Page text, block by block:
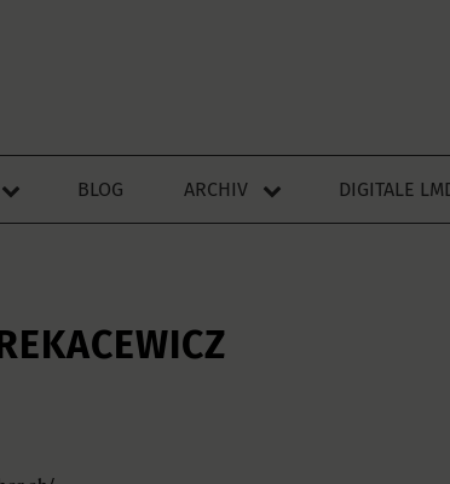
BLOG ARCHIV DIGITALE